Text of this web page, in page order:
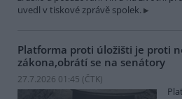
uvedl v tiskové zprávě spolek.
Platforma proti úložišti je proti
zákona,obrátí se na senátory
27.7.2026 01:45 (ČTK)